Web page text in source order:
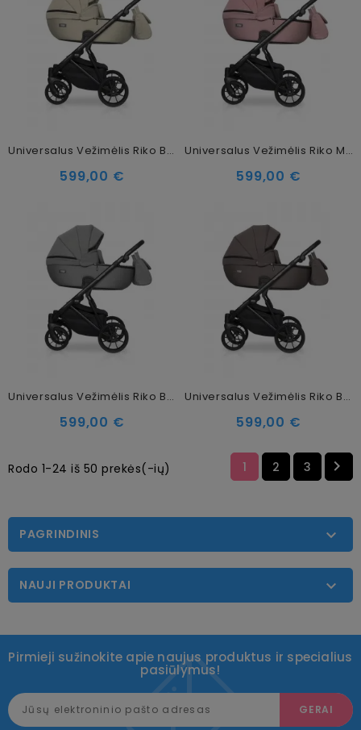
Universalus Vežimėlis Riko Basic Montana 2in1, 02 Sand
599,00 €
Universalus Vežimėlis Riko Montana 2in1, 05 Flamingo
599,00 €
Universalus Vežimėlis Riko Basic Montana 2in1, 04 Onyx
599,00 €
Universalus Vežimėlis Riko Basic Montana 2in1, 01 Taupe
599,00 €
Rodo 1-24 iš 50 prekės(-ių) 1 2 3 
PAGRINDINIS 
NAUJI PRODUKTAI 
Pirmieji sužinokite apie naujus produktus ir specialius
pasiūlymus!